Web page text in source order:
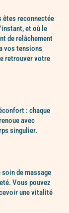
êtes reconnectée
et où le
de relâchement
vos tensions
retrouver votre
: chaque
avec
singulier.
de massage
Vous pouvez
une vitalité